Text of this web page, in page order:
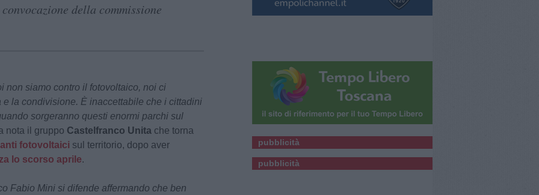
della commissione
non siamo contro il fotovoltaico, noi ci
e la condivisione. È inaccettabile che i cittadini
sorgeranno questi enormi parchi sul
nota il gruppo Castelfranco Unita che torna
fotovoltaici sul territorio, dopo aver
lo scorso aprile.
Fabio Mini si difende affermando che ben
pubblicità
pubblicità